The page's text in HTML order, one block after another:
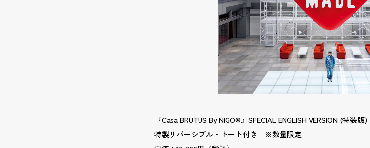
『Casa BRUTUS By NIGO®』SPECIAL ENGLISH VERSION (特装版)
特製リバーシブル・トート付き ※数量限定